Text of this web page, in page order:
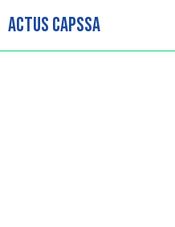
Actus CAPSSA